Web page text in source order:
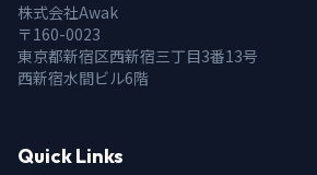
株式会社Awak
〒160-0023
東京都新宿区西新宿三丁目3番13号
西新宿水間ビル6階
Quick Links